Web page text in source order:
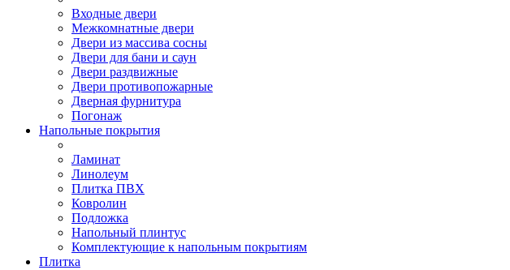
Входные двери
Межкомнатные двери
Двери из массива сосны
Двери для бани и саун
Двери раздвижные
Двери противопожарные
Дверная фурнитура
Погонаж
Напольные покрытия
Ламинат
Линолеум
Плитка ПВХ
Ковролин
Подложка
Напольный плинтус
Комплектующие к напольным покрытиям
Плитка